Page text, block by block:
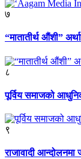
७
“मातातीर्थ औंशी”
८
पूर्विय समाजको
९
राजावादी